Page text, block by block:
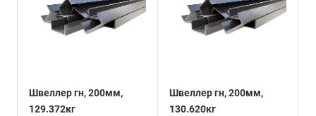
Швеллер гн, 200мм,
129.372кг
Швеллер гн, 200мм,
130.620кг